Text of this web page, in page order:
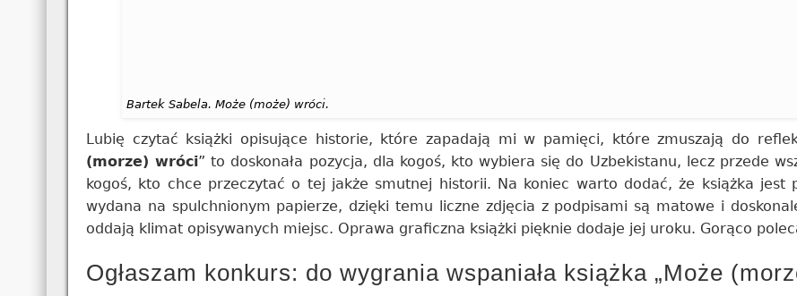
Bartek Sabela. Może (może) wróci.
Lubię czytać książki opisujące historie, które zapadają mi w pamięci, które zmuszają do
(morze) wróci” to doskonała pozycja, dla kogoś, kto wybiera się do Uzbekistanu, lecz przede
kogoś, kto chce przeczytać o tej jakże smutnej historii. Na koniec warto dodać, że książka jest
wydana na spulchnionym papierze, dzięki temu liczne zdjęcia z podpisami są matowe i
oddają klimat opisywanych miejsc. Oprawa graficzna książki pięknie dodaje jej uroku. Gorąco
Ogłaszam konkurs: do wygrania wspaniała książka „Może